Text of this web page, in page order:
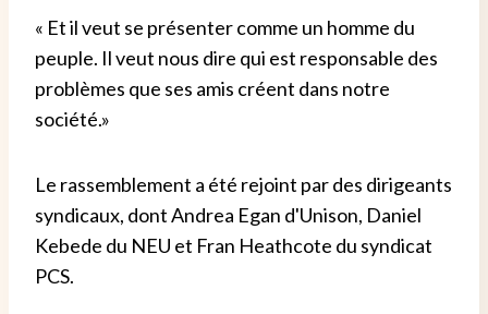
« Et il veut se présenter comme un homme du
peuple. Il veut nous dire qui est responsable des
problèmes que ses amis créent dans notre
société.»
Le rassemblement a été rejoint par des dirigeants
syndicaux, dont Andrea Egan d'Unison, Daniel
Kebede du NEU et Fran Heathcote du syndicat
PCS.